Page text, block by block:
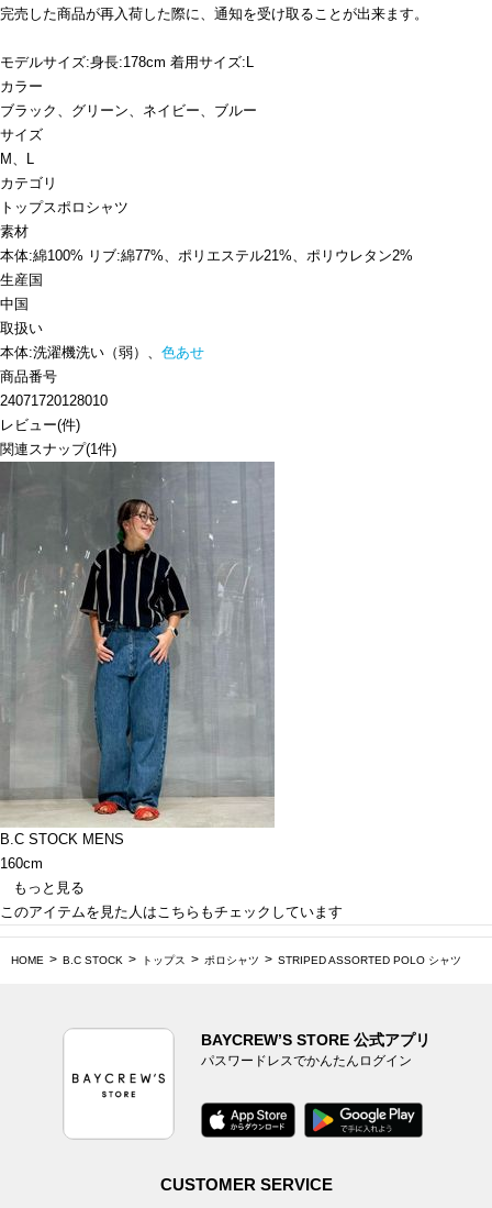
完売した商品が再入荷した際に、通知を受け取ることが出来ます。
モデルサイズ:身長:178cm 着用サイズ:L
カラー
ブラック、グリーン、ネイビー、ブルー
サイズ
M、L
カテゴリ
トップスポロシャツ
素材
本体:綿100% リブ:綿77%、ポリエステル21%、ポリウレタン2%
生産国
中国
取扱い
本体:洗濯機洗い（弱）、 色あせ
商品番号
24071720128010
レビュー(件)
関連スナップ(1件)
B.C STOCK MENS
160cm
もっと見る
このアイテムを見た人はこちらもチェックしています
HOME B.C STOCK トップス ポロシャツ STRIPED ASSORTED POLO シャツ
BAYCREW’S STORE 公式アプリ
パスワードレスでかんたんログイン
CUSTOMER SERVICE